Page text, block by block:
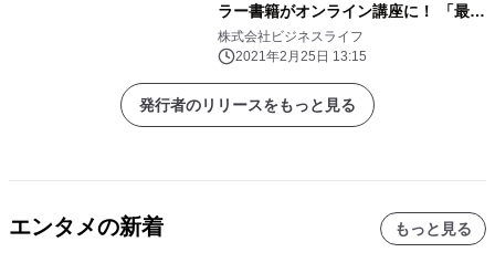
ラー書籍がオンライン講座に！ 「最高
の体調オンラインプログラム」2021年
2月より販売開始！
株式会社ビジネスライフ
2021年2月25日 13:15
発行者のリリースをもっと見る
エンタメの新着 もっと見る